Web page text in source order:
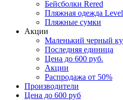
Бейсболки Rered
Пляжная одежда
Пляжные сумки
Акции
Маленький черный
Последняя единица
Цена до 600 руб.
Акции
Распродажа от 50%
Производители
Цена до 600 руб